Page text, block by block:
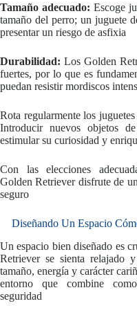
Tamaño adecuado: Escoge
tamaño del perro; un juguete
presentar un riesgo de asfixia
Durabilidad: Los Golden
fuertes, por lo que es
puedan resistir mordiscos
Rota regularmente los
Introducir nuevos objetos
estimular su curiosidad y
Con las elecciones
Golden Retriever disfrute de
seguro
Diseñando Un Espacio
Un espacio bien diseñado es
Retriever se sienta relajado
tamaño, energía y carácter
entorno que combine
seguridad